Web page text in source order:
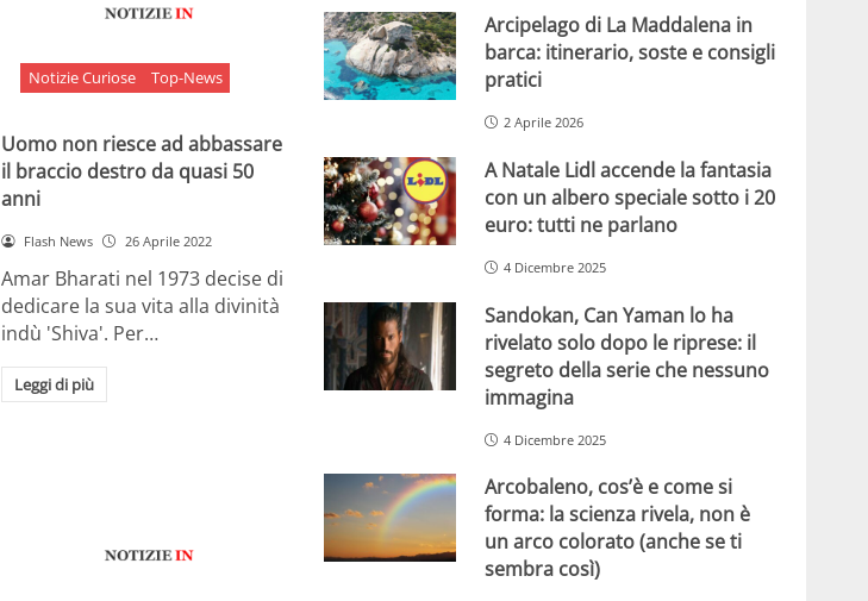
Notizie Curiose Top-News
Uomo non riesce ad abbassare
il braccio destro da quasi 50
anni
Flash News 26 Aprile 2022
Amar Bharati nel 1973 decise di
dedicare la sua vita alla divinità
indù 'Shiva'. Per…
Leggi di più
Arcipelago di La Maddalena in
barca: itinerario, soste e consigli
pratici
2 Aprile 2026
A Natale Lidl accende la fantasia
con un albero speciale sotto i 20
euro: tutti ne parlano
4 Dicembre 2025
Sandokan, Can Yaman lo ha
rivelato solo dopo le riprese: il
segreto della serie che nessuno
immagina
4 Dicembre 2025
Arcobaleno, cos’è e come si
forma: la scienza rivela, non è
un arco colorato (anche se ti
sembra così)